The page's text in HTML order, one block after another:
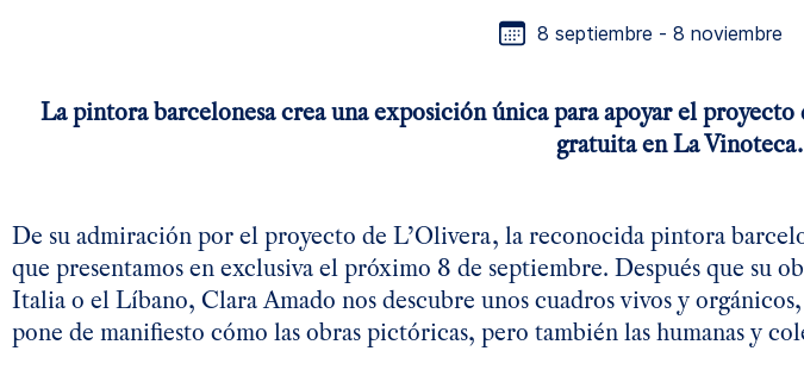
8 septiembre - 8 noviembre
La pintora barcelonesa crea una exposición única para apoyar el
gratuita en La Vinoteca.
De su admiración por el proyecto de L’Olivera, la reconocida pintora
que presentamos en exclusiva el próximo 8 de septiembre. Después que su
Italia o el Líbano, Clara Amado nos descubre unos cuadros vivos y
pone de manifiesto cómo las obras pictóricas, pero también las humanas y